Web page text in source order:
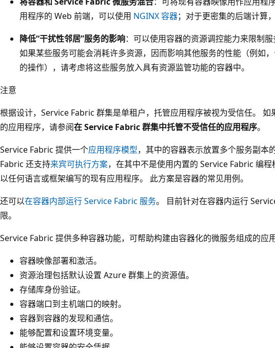
用程序的 Web 前端，可以使用 NGINX 容器；对于更密集的后端计算
降低“干扰性邻居”服务的影响：可以使用容器的资源调控能力来限制服
如果某些服务可能会消耗许多资源，因而影响其他服务的性能（例如
的操作），请考虑将这些服务放入具有资源监管功能的容器中。
注意
根据设计，Service Fabric 群集是单租户，托管应用程序被视为受信任。 如
的应用程序，请参阅在 Service Fabric 群集中托管不受信任的应用程序。
Service Fabric 提供一个应用程序模型，其中的容器表示放置多个服务副本
Fabric 还支持来宾可执行方案，在其中不是使用内置的 Service Fabric 编
以任何语言或框架编写的现有应用程序。 此方案是容器的常见用例。
还可以在容器内部运行 Service Fabric 服务。 目前针对在容器内运行
限。
Service Fabric 提供多种容器功能，可帮助构建由容器化的微服务组成的应
容器映像部署和激活。
资源治理包括默认设置 Azure 群集上的资源值。
存储库身份验证。
容器端口到主机端口的映射。
容器到容器的发现和通信。
能够配置和设置环境变量。